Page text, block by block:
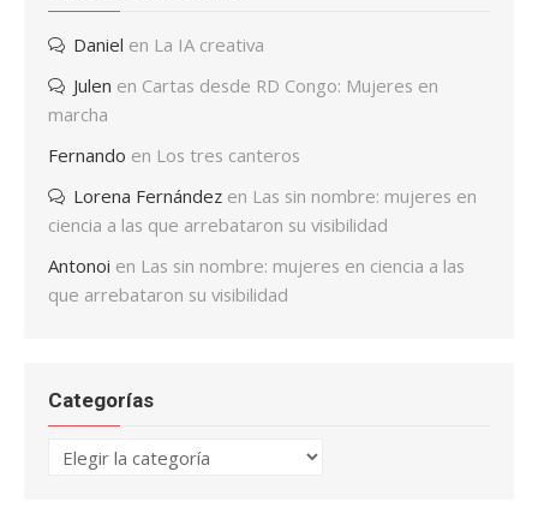
Daniel en La IA creativa
Julen en Cartas desde RD Congo: Mujeres en
marcha
Fernando en Los tres canteros
Lorena Fernández en Las sin nombre: mujeres en
ciencia a las que arrebataron su visibilidad
Antonoi en Las sin nombre: mujeres en ciencia a las
que arrebataron su visibilidad
Categorías
Categorías